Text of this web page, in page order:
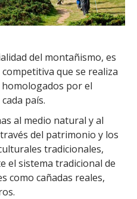
del montañismo, es
que se realiza
por el
país.
al medio natural y al
del patrimonio y los
tradicionales,
el sistema tradicional de
como cañadas reales,